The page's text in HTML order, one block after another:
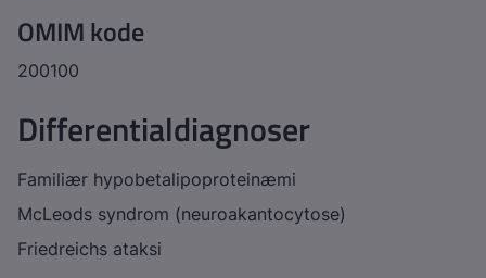
OMIM kode
200100
Differentialdiagnoser
Familiær hypobetalipoproteinæmi
McLeods syndrom (neuroakantocytose)
Friedreichs ataksi